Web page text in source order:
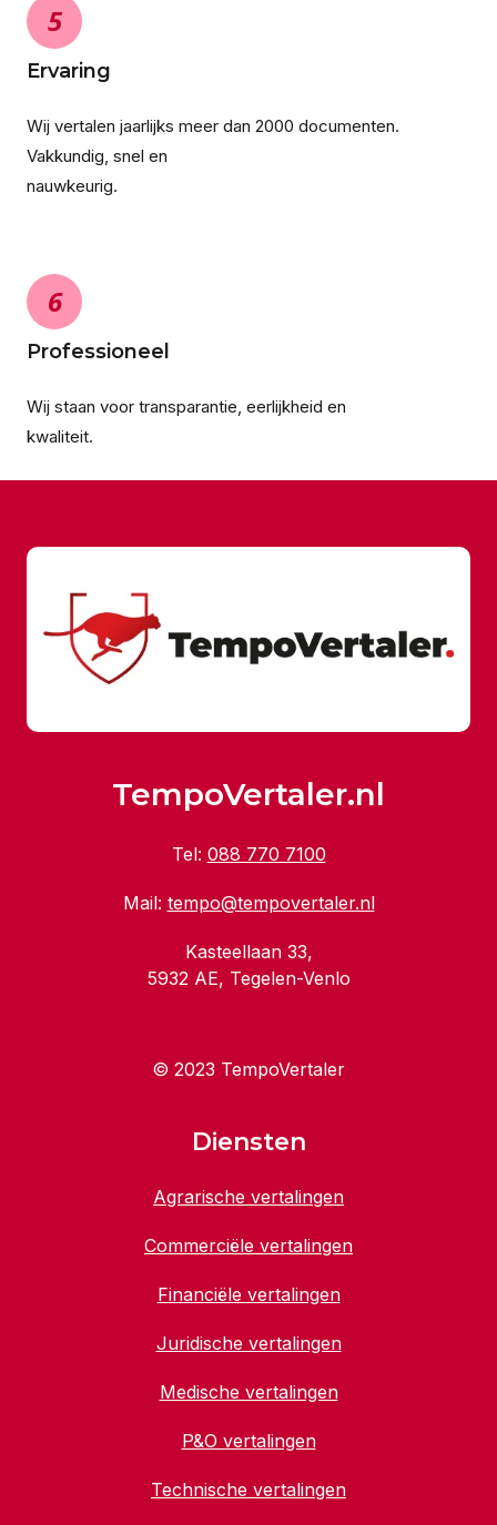
5
Ervaring
Wij vertalen jaarlijks meer dan 2000 documenten.
Vakkundig, snel en
nauwkeurig.
6
Professioneel
Wij staan voor transparantie, eerlijkheid en
kwaliteit.
TempoVertaler.nl
Tel: 088 770 7100
Mail: tempo@tempovertaler.nl
Kasteellaan 33,
5932 AE, Tegelen-Venlo
© 2023 TempoVertaler
Diensten
Agrarische vertalingen
Commerciële vertalingen
Financiële vertalingen
Juridische vertalingen
Medische vertalingen
P&O vertalingen
Technische vertalingen